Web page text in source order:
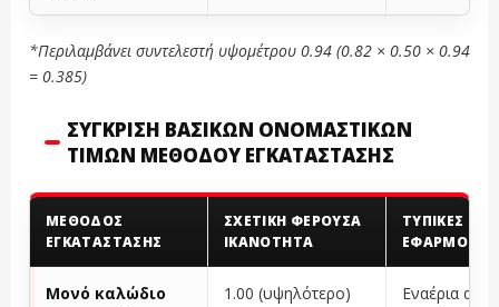
*Περιλαμβάνει συντελεστή υψομέτρου 0.94 (0.82 × 0.50 × 0.94
= 0.385)
ΣΎΓΚΡΙΣΗ ΒΑΣΙΚΏΝ ΟΝΟΜΑΣΤΙΚΏΝ
ΤΙΜΏΝ ΜΕΘΌΔΟΥ ΕΓΚΑΤΆΣΤΑΣΗΣ
ΜΈΘΟΔΟΣ
ΕΓΚΑΤΆΣΤΑΣΗΣ
ΣΧΕΤΙΚΉ ΦΈΡΟΥΣΑ
ΙΚΑΝΌΤΗΤΑ
ΤΥΠΙΚΈΣ
ΕΦΑΡΜΟΓΈΣ
Μονό καλώδιο
1.00 (υψηλότερο)
Εναέρια